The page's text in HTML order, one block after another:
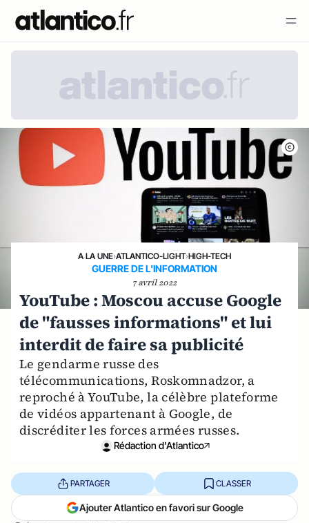
A LA UNE›ATLANTICO-LIGHT›HIGH-TECH
GUERRE DE L'INFORMATION
7 avril 2022
YouTube : Moscou accuse Google
de "fausses informations" et lui
interdit de faire sa publicité
Le gendarme russe des
télécommunications, Roskomnadzor, a
reproché à YouTube, la célèbre plateforme
de vidéos appartenant à Google, de
discréditer les forces armées russes.
Rédaction d'Atlantico
PARTAGER CLASSER
Ajouter Atlantico en favori sur Google